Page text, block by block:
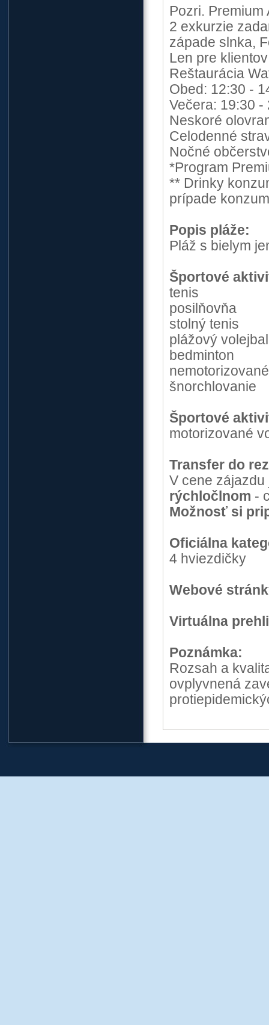
Pozri.
2 exkurzie
západe slnka,
Len pre
Reštaurácia
Obed: 12:30 -
Večera: 19:30 -
Neskoré
Celodenné
Nočné
*Program
** Drinky
prípade
Popis pláže:
Pláž s bielym
Športové
tenis
posilňovňa
stolný tenis
plážový volejbal
bedminton
šnorchlovanie
Športové
motorizované
Transfer do
V cene
rýchločlnom -
Možnosť si
Oficiálna
4 hviezdičky
Webové
Virtuálna
Poznámka:
Rozsah a
ovplyvnená